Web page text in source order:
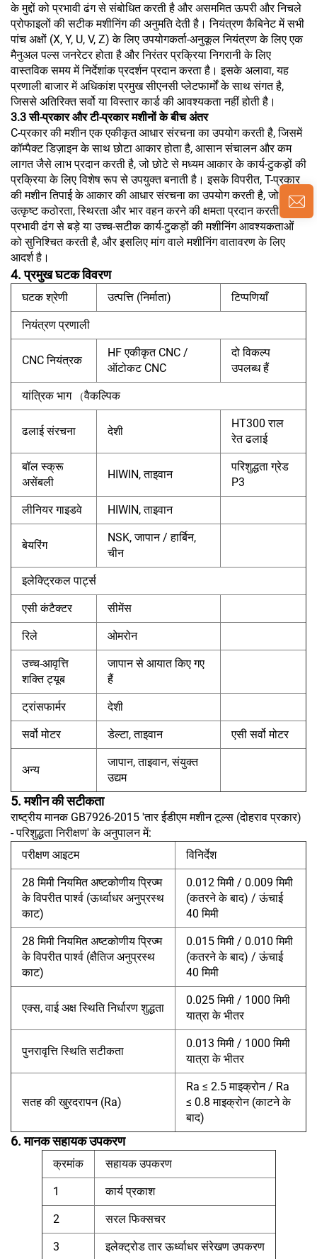
के मुद्दों को प्रभावी ढंग से संबोधित करती है और असममित ऊपरी और निचले
प्रोफाइलों की सटीक मशीनिंग की अनुमति देती है। नियंत्रण कैबिनेट में सभी
पांच अक्षों (X, Y, U, V, Z) के लिए उपयोगकर्ता-अनुकूल नियंत्रण के लिए एक
मैनुअल पल्स जनरेटर होता है और निरंतर प्रक्रिया निगरानी के लिए
वास्तविक समय में निर्देशांक प्रदर्शन प्रदान करता है। इसके अलावा, यह
प्रणाली बाजार में अधिकांश प्रमुख सीएनसी प्लेटफार्मों के साथ संगत है,
जिससे अतिरिक्त सर्वो या विस्तार कार्ड की आवश्यकता नहीं होती है।
3.3 सी-प्रकार और टी-प्रकार मशीनों के बीच अंतर
C-प्रकार की मशीन एक एकीकृत आधार संरचना का उपयोग करती है, जिसमें
कॉम्पैक्ट डिज़ाइन के साथ छोटा आकार होता है, आसान संचालन और कम
लागत जैसे लाभ प्रदान करती है, जो छोटे से मध्यम आकार के कार्य-टुकड़ों की
प्रक्रिया के लिए विशेष रूप से उपयुक्त बनाती है। इसके विपरीत, T-प्रकार
की मशीन तिपाई के आकार की आधार संरचना का उपयोग करती है, जो
उत्कृष्ट कठोरता, स्थिरता और भार वहन करने की क्षमता प्रदान करती है,
प्रभावी ढंग से बड़े या उच्च-सटीक कार्य-टुकड़ों की मशीनिंग आवश्यकताओं
को सुनिश्चित करती है, और इसलिए मांग वाले मशीनिंग वातावरण के लिए
आदर्श है।
4. प्रमुख घटक विवरण
घटक श्रेणी उत्पत्ति (निर्माता) टिप्पणियाँ
नियंत्रण प्रणाली
CNC नियंत्रक
HF एकीकृत CNC /
ऑटोकट CNC
दो विकल्प
उपलब्ध हैं
यांत्रिक भाग （वैकल्पिक
ढलाई संरचना देशी
HT300 राल
रेत ढलाई
बॉल स्क्रू
असेंबली
HIWIN, ताइवान
परिशुद्धता ग्रेड
P3
लीनियर गाइडवे HIWIN, ताइवान
बेयरिंग
NSK, जापान / हार्बिन,
चीन
इलेक्ट्रिकल पार्ट्स
एसी कंटैक्टर सीमेंस
रिले ओमरोन
उच्च-आवृत्ति
शक्ति ट्यूब
जापान से आयात किए गए
हैं
ट्रांसफार्मर देशी
सर्वो मोटर डेल्टा, ताइवान एसी सर्वो मोटर
अन्य
जापान, ताइवान, संयुक्त
उद्यम
5. मशीन की सटीकता
राष्ट्रीय मानक GB7926-2015 'तार ईडीएम मशीन टूल्स (दोहराव प्रकार)
- परिशुद्धता निरीक्षण' के अनुपालन में:
परीक्षण आइटम
विनिर्देश
28 मिमी नियमित अष्टकोणीय प्रिज्म
के विपरीत पार्श्व (ऊर्ध्वाधर अनुप्रस्थ
काट)
0.012 मिमी / 0.009 मिमी
(कतरने के बाद) / ऊंचाई
40 मिमी
28 मिमी नियमित अष्टकोणीय प्रिज्म
के विपरीत पार्श्व (क्षैतिज अनुप्रस्थ
काट)
0.015 मिमी / 0.010 मिमी
(कतरने के बाद) / ऊंचाई
40 मिमी
एक्स, वाई अक्ष स्थिति निर्धारण शुद्धता
0.025 मिमी / 1000 मिमी
यात्रा के भीतर
पुनरावृत्ति स्थिति सटीकता
0.013 मिमी / 1000 मिमी
यात्रा के भीतर
सतह की खुरदरापन (Ra)
Ra ≤ 2.5 माइक्रोन / Ra
≤ 0.8 माइक्रोन (काटने के
बाद)
6. मानक सहायक उपकरण
क्रमांक सहायक उपकरण
1 कार्य प्रकाश
2 सरल फिक्सचर
3 इलेक्ट्रोड तार ऊर्ध्वाधर संरेखण उपकरण